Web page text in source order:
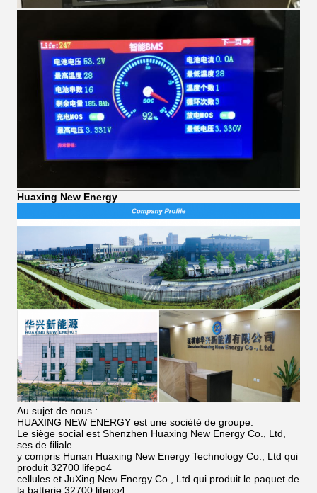
Huaxing New Energy
Au sujet de nous :
HUAXING NEW ENERGY est une société de groupe.
Le siège social est Shenzhen Huaxing New Energy Co., Ltd,
ses de filiale
y compris Hunan Huaxing New Energy Technology Co., Ltd qui
produit 32700 lifepo4
cellules et JuXing New Energy Co., Ltd qui produit le paquet de
la batterie 32700 lifepo4.